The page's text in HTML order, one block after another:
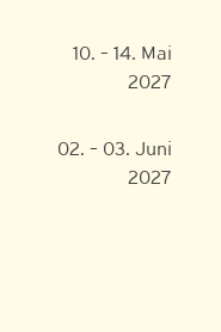
10. – 14. Mai
2027
02. – 03. Juni
2027